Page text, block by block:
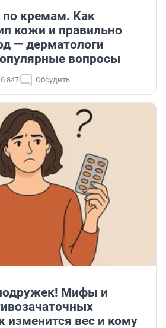
по кремам. Как
кожи и правильно
— дерматологи
вопросы
6 847 Обсудить
Мифы и
изменится вес и кому